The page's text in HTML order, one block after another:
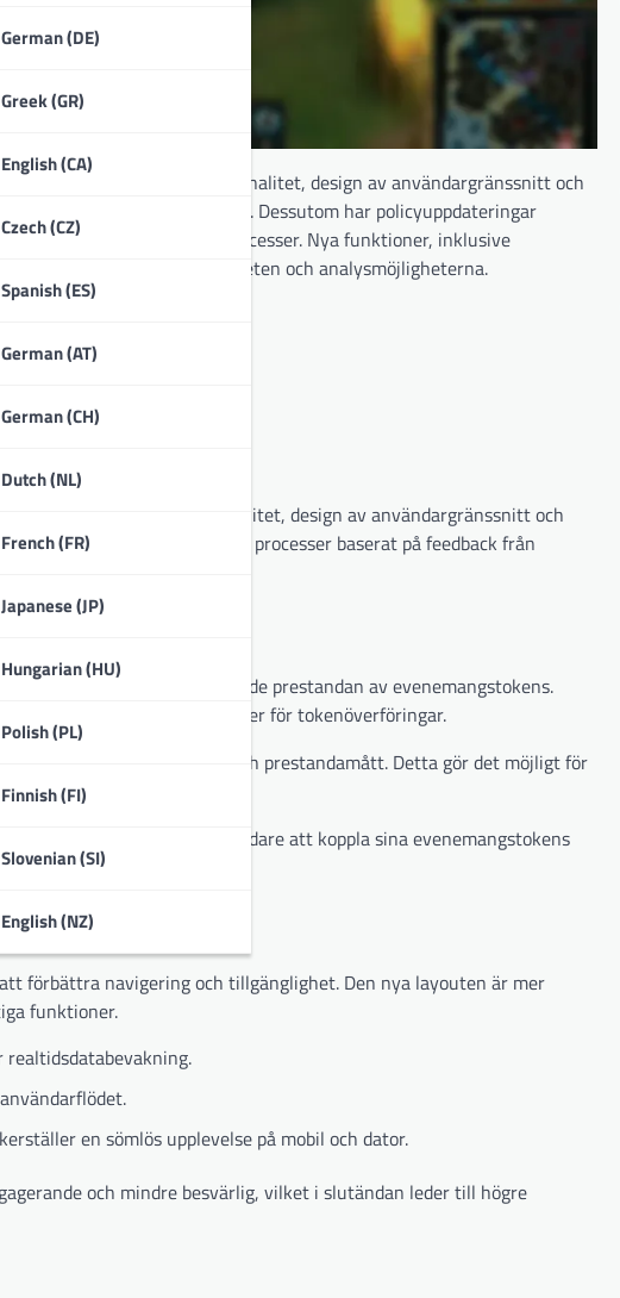
German (DE)
Greek (GR)
English (CA)
Czech (CZ)
Spanish (ES)
German (AT)
German (CH)
Dutch (NL)
French (FR)
Japanese (JP)
Hungarian (HU)
Polish (PL)
Finnish (FI)
Slovenian (SI)
English (NZ)
viktiga förändringar i funktionalitet, design av användargränssnitt och
från gemenskapen. Dessutom har policyuppdateringar
handels- och hanteringsprocesser. Nya funktioner, inklusive
ytterligare användbarheten och analysmöjligheterna.
uppdateringar i funktionalitet, design av användargränssnitt och
och effektivisera processer baserat på feedback från
som förbättrar den övergripande prestandan av evenemangstokens.
och ökade säkerhetsåtgärder för tokenöverföringar.
i tokenanvändning och prestandamått. Detta gör det möjligt för
tokenstrategier.
gör det möjligt för användare att koppla sina evenemangstokens
förbättra navigering och tillgänglighet. Den nya layouten är mer
funktioner.
en sömlös upplevelse på mobil och dator.
och mindre besvärlig, vilket i slutändan leder till högre